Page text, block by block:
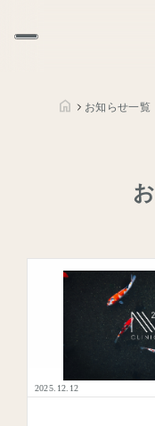
お知らせ一覧
2025.12.12